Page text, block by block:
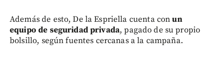
Además de esto, De la Espriella cuenta conun
equipo de seguridad privada, pagado de su propio
bolsillo, según fuentes cercanas a la campaña.